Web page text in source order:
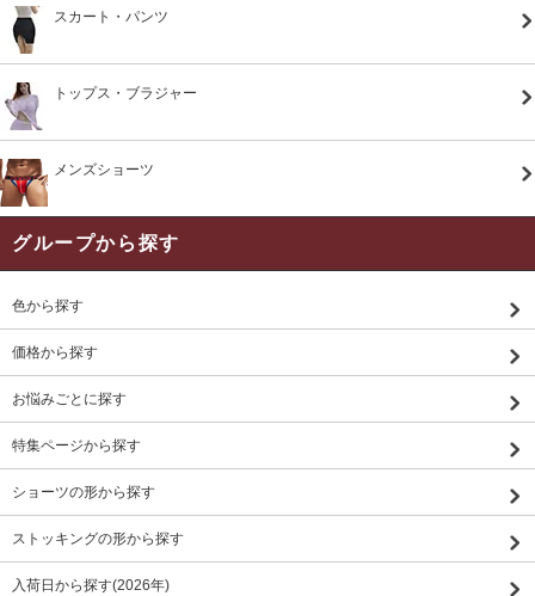
スカート・パンツ
トップス・ブラジャー
メンズショーツ
グループから探す
色から探す
価格から探す
お悩みごとに探す
特集ページから探す
ショーツの形から探す
ストッキングの形から探す
入荷日から探す(2026年)